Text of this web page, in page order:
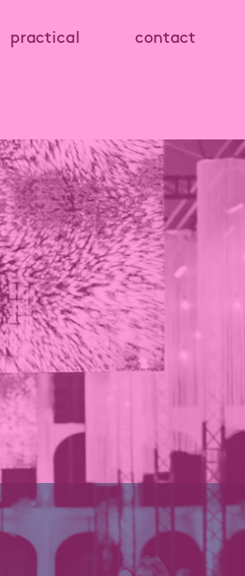
practical contact